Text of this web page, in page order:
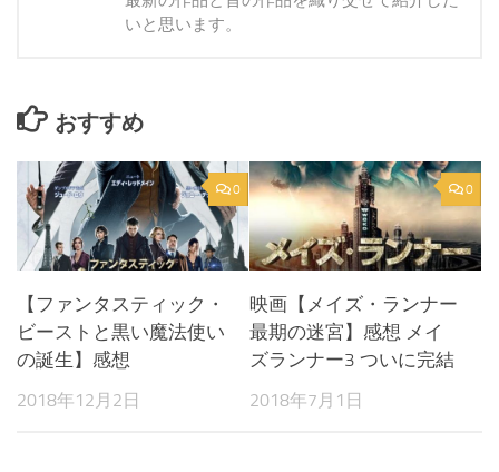
いと思います。
おすすめ
0
【ファンタスティック・
ビーストと黒い魔法使い
の誕生】感想
2018年12月2日
0
映画【メイズ・ランナー
最期の迷宮】感想 メイ
ズランナー3 ついに完結
2018年7月1日